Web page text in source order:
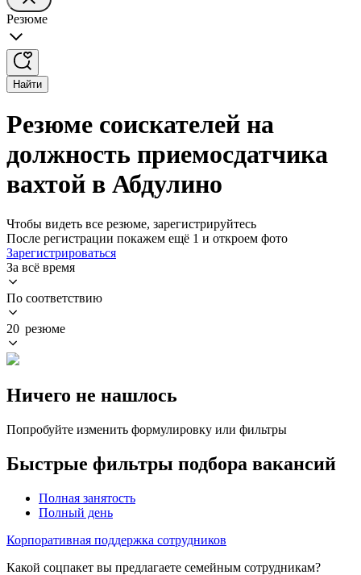
Резюме
Найти
Резюме соискателей на
должность приемосдатчика
вахтой в Абдулино
Чтобы видеть все резюме, зарегистрируйтесь
После регистрации покажем ещё 1 и откроем фото
Зарегистрироваться
За всё время
По соответствию
20 резюме
Ничего не нашлось
Попробуйте изменить формулировку или фильтры
Быстрые фильтры подбора вакансий
Полная занятость
Полный день
Корпоративная поддержка сотрудников
Какой соцпакет вы предлагаете семейным сотрудникам?